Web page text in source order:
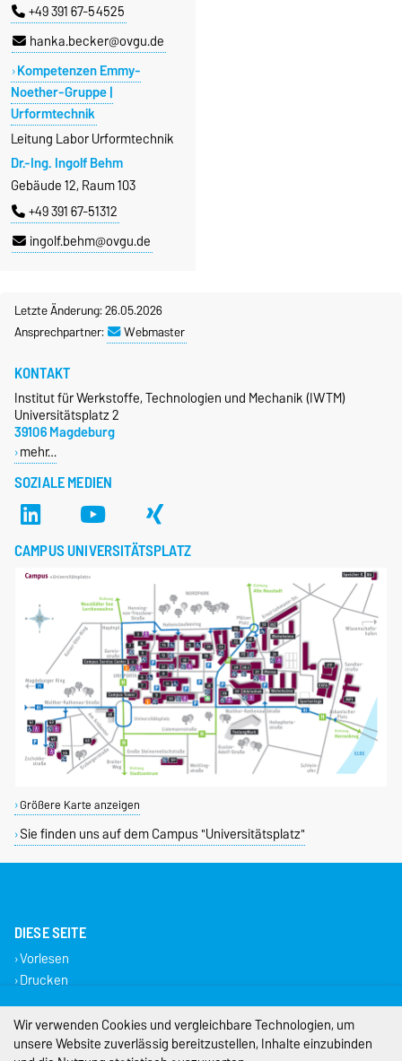
+49 391 67-54525
hanka.becker@ovgu.de
Kompetenzen Emmy-
Noether-Gruppe |
Urformtechnik
Leitung Labor Urformtechnik
Dr.-Ing. Ingolf Behm
Gebäude 12, Raum 103
+49 391 67-51312
ingolf.behm@ovgu.de
Letzte Änderung: 26.05.2026
Ansprechpartner:
Webmaster
SOZIALE MEDIEN
KONTAKT
Institut für Werkstoffe, Technologien und Mechanik (IWTM)
Universitätsplatz 2
39106 Magdeburg
mehr…
CAMPUS UNIVERSITÄTSPLATZ
Größere Karte anzeigen
Sie finden uns auf dem Campus "Universitätsplatz"
DIESE SEITE
Vorlesen
Drucken
Impressum
Wir verwenden Cookies und vergleichbare Technologien, um
unsere Website zuverlässig bereitzustellen, Inhalte einzubinden